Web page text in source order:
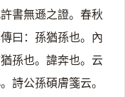
書無遜之證。春秋
曰：孫猶孫也。內
孫也。諱奔也。云
詩公孫碩膚箋云。